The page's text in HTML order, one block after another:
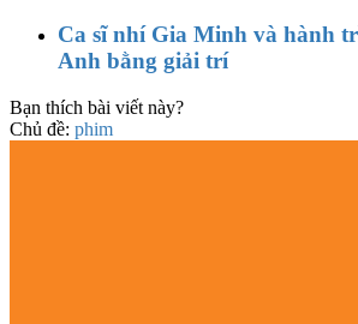
Ca sĩ nhí Gia Minh và hành
Anh bằng giải trí
Bạn thích bài viết này?
Chủ đề: phim